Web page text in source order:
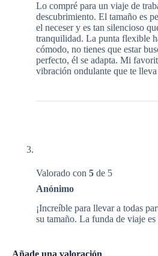
Lo compré para un viaje de
descubrimiento. El tamaño es
el neceser y es tan silencioso
tranquilidad. La punta flexible
cómodo, no tienes que estar
perfecto, él se adapta. Mi
vibración ondulante que te
Valorado con 5 de 5
Anónimo
¡Increíble para llevar a todas
su tamaño. La funda de viaje
Añade una valoración